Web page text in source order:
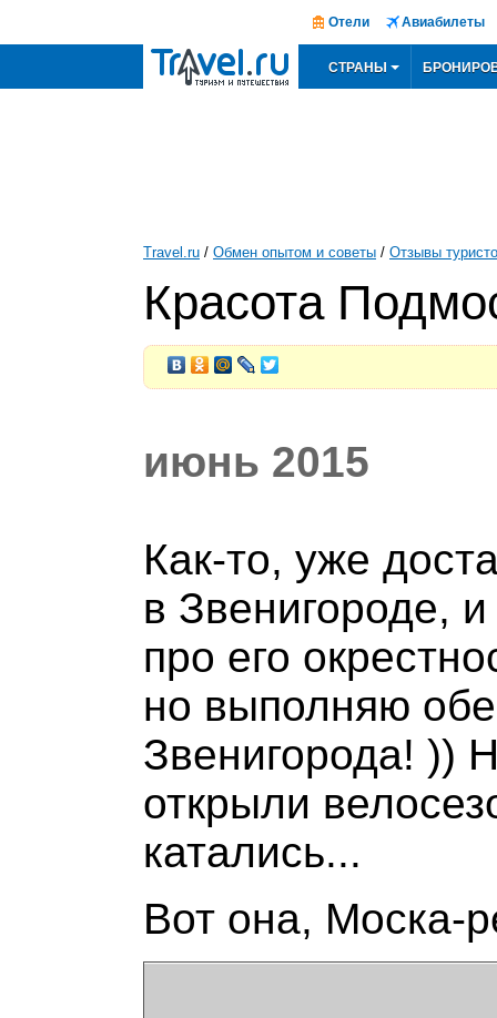
Отели Авиабилеты
СТРАНЫ
Travel.ru / Обмен опытом и советы / Отзывы
Красота
июнь 2015
Как-то, уже
в Звенигороде,
про его
но выполняю
Звенигорода! ))
открыли
катались...
Вот она, Моска-